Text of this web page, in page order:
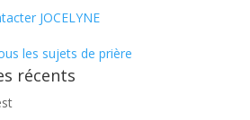
JOCELYNE
les sujets de prière
récents